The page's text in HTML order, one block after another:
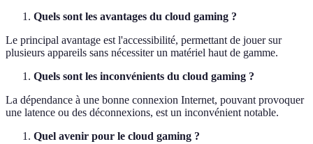
Quels sont les avantages du cloud gaming ?
Le principal avantage est l'accessibilité, permettant de jouer sur
plusieurs appareils sans nécessiter un matériel haut de gamme.
Quels sont les inconvénients du cloud gaming ?
La dépendance à une bonne connexion Internet, pouvant provoquer
une latence ou des déconnexions, est un inconvénient notable.
Quel avenir pour le cloud gaming ?